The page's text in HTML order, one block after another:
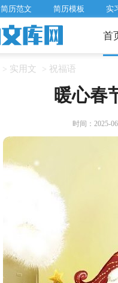
简历范文 简历模板 实
首
> 实用文 > 祝福语
暖心春
时间：2025-